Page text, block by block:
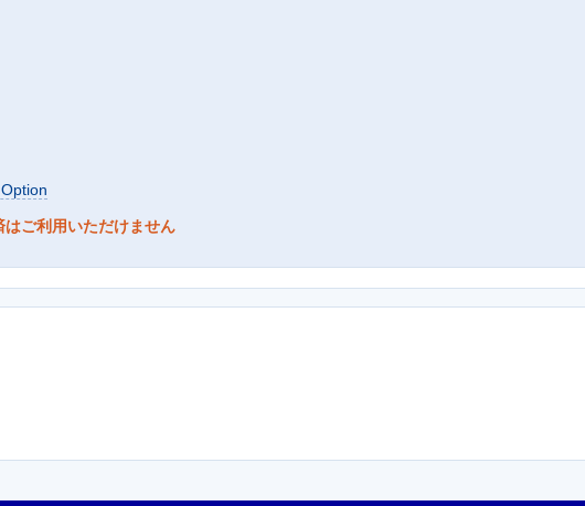
ご利用いただけません